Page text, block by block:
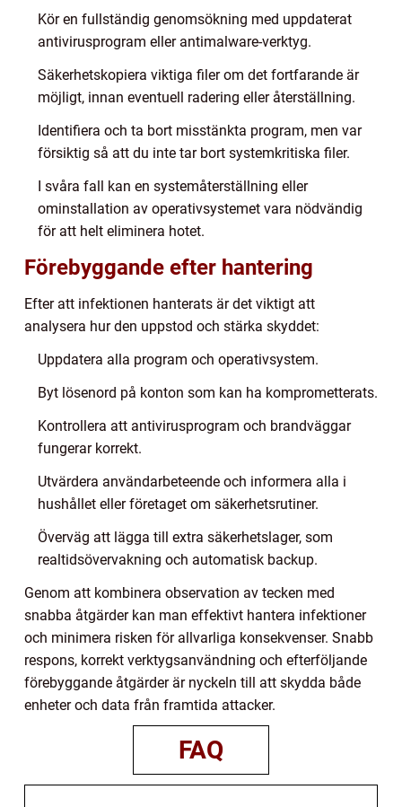
Kör en fullständig genomsökning med uppdaterat
antivirusprogram eller antimalware-verktyg.
Säkerhetskopiera viktiga filer om det fortfarande är
möjligt, innan eventuell radering eller återställning.
Identifiera och ta bort misstänkta program, men var
försiktig så att du inte tar bort systemkritiska filer.
I svåra fall kan en systemåterställning eller
ominstallation av operativsystemet vara nödvändig
för att helt eliminera hotet.
Förebyggande efter hantering
Efter att infektionen hanterats är det viktigt att
analysera hur den uppstod och stärka skyddet:
Uppdatera alla program och operativsystem.
Byt lösenord på konton som kan ha komprometterats.
Kontrollera att antivirusprogram och brandväggar
fungerar korrekt.
Utvärdera användarbeteende och informera alla i
hushållet eller företaget om säkerhetsrutiner.
Överväg att lägga till extra säkerhetslager, som
realtidsövervakning och automatisk backup.
Genom att kombinera observation av tecken med
snabba åtgärder kan man effektivt hantera infektioner
och minimera risken för allvarliga konsekvenser. Snabb
respons, korrekt verktygsanvändning och efterföljande
förebyggande åtgärder är nyckeln till att skydda både
enheter och data från framtida attacker.
FAQ